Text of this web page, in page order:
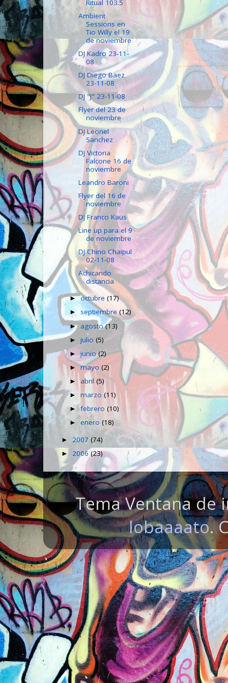
Ritual 103.5
Ambient
Sessions en
Tio Willy el 19
de noviembre
DJ Kadro 23-11-
08
DJ Diego Baez
23-11-08
DJ "J" 23-11-08
Flyer del 23 de
noviembre
DJ Leonel
Sanchez
DJ Victoria
Falcone 16 de
noviembre
Leandro Baroni
Flyer del 16 de
noviembre
DJ Franco Kaus
Line up para el 9
de noviembre
DJ Chino Chaipul
02-11-08
Achicando
distancia
►octubre(17)
► septiembre(12)
► agosto(13)
►julio (5)
►junio(2)
►mayo(2)
►abril(5)
►marzo(11)
►febrero(10)
►enero(18)
► 2007(74)
► 2006 (23)
Tema Ventana de
lobaaaato.